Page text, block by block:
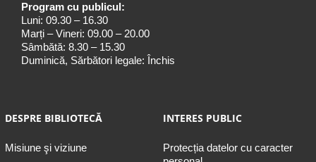
Program cu publicul:
Luni: 09.30 – 16.30
Marți – Vineri: 09.00 – 20.00
Sâmbătă: 8.30 – 15.30
Duminică, Sărbători legale: Închis
DESPRE BIBLIOTECĂ
Misiune şi viziune
INTERES PUBLIC
Protecția datelor cu caracter